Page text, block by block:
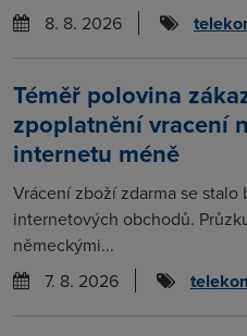
8. 8. 2026
Téměř polovina
zpoplatnění vracení
internetu méně
Vrácení zboží zdarma se stalo
internetových obchodů.
německými...
7. 8. 2026